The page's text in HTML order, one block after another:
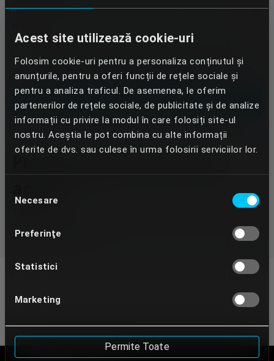
Acest site utilizează cookie-uri
Folosim cookie-uri pentru a personaliza conținutul și
anunțurile, pentru a oferi funcții de rețele sociale și
pentru a analiza traficul. De asemenea, le oferim
partenerilor de rețele sociale, de publicitate și de analize
informații cu privire la modul în care folosiți site-ul
nostru. Aceștia le pot combina cu alte informații
oferite de dvs. sau culese în urma folosirii serviciilor lor.
consimțământului
Necesare
Preferinţe
Statistici
Marketing
Permite Toate
Incercam sa raspundem in 48h de la primirea oricarui
Dentcof va prelucra datele personale de mai sus
conform Politicii de confidentialitate
Trimite
contact@dentcof.ro